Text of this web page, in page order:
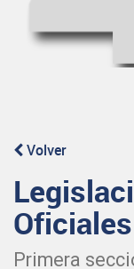
Volver
Oficiales
Primera